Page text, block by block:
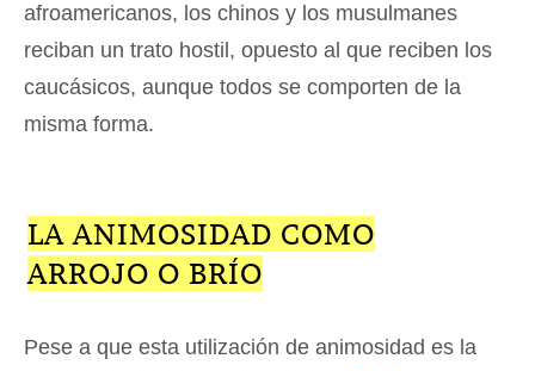
afroamericanos, los chinos y los musulmanes
reciban un trato hostil, opuesto al que reciben los
caucásicos, aunque todos se comporten de la
misma forma.
LA ANIMOSIDAD COMO
ARROJO O BRÍO
Pese a que esta utilización de animosidad es la